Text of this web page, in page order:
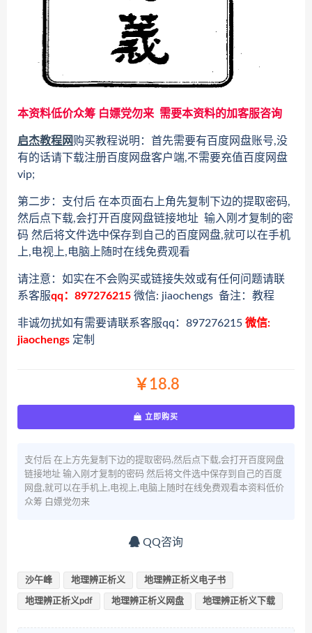
本资料低价众筹 白嫖党勿来 需要本资料的加客服咨询
启杰教程网购买教程说明：首先需要有百度网盘账号,没
有的话请下载注册百度网盘客户端,不需要充值百度网盘
vip;
第二步：支付后 在本页面右上角先复制下边的提取密码,
然后点下载,会打开百度网盘链接地址 输入刚才复制的密
码 然后将文件选中保存到自己的百度网盘,就可以在手机
上,电视上,电脑上随时在线免费观看
请注意：如实在不会购买或链接失效或有任何问题请联
系客服qq：897276215 微信: jiaochengs 备注：教程
非诚勿扰如有需要请联系客服qq：897276215 微信:
jiaochengs 定制
￥18.8
立即购买
支付后 在上方先复制下边的提取密码,然后点下载,会打开百度网盘
链接地址 输入刚才复制的密码 然后将文件选中保存到自己的百度
网盘,就可以在手机上,电视上,电脑上随时在线免费观看本资料低价
众筹 白嫖党勿来
QQ咨询
沙午峰 地理辨正析义 地理辨正析义电子书
地理辨正析义pdf 地理辨正析义网盘 地理辨正析义下载